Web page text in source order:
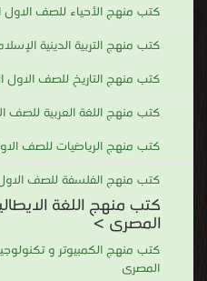
كتب منهج الأحياء للصف الاول
كتب منهج التربية الدينية
كتب منهج التاريخ للصف الاول
كتب منهج اللغة العربية للصف
كتب منهج الرياضيات للصف
كتب منهج الفلسفة للصف
كتب منهج اللغة
المصرى >
كتب منهج الكمبيوتر و
المصرى